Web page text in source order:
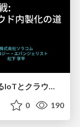
人手不足への挑戦:車両保全を支えるIoTとクラウド内製化の道【SORACOM Discovery 2026】
0 190